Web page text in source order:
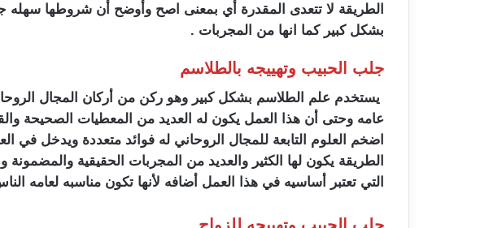
الطريقة لا تتعدى المقدرة أي بمعنى اصح وأوضح أن شروطها
بشكل كبير كما انها من المجربات .
جلب الحبيب وتهييجه بالطلاسم
يستخدم علم الطلاسم بشكل كبير وهو ركن من أركان المجال
عامه وحتى أن هذا العمل يكون له العديد من المعطيات الصحيحة
اضخم العلوم التابعة للمجال الروحاني له فوائد متعددة ويدخل
الطريقة يكون لها الكثير والعديد من المجربات الحقيقية
التي تعتبر أساسيه في هذا العمل أضافه لأنها تكون مناسبه لعامه